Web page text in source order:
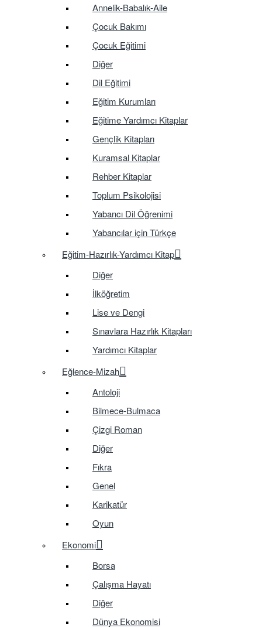
Annelik-Babalık-Aile
Çocuk Bakımı
Çocuk Eğitimi
Diğer
Dil Eğitimi
Eğitim Kurumları
Eğitime Yardımcı Kitaplar
Gençlik Kitapları
Kuramsal Kitaplar
Rehber Kitaplar
Toplum Psikolojisi
Yabancı Dil Öğrenimi
Yabancılar için Türkçe
Eğitim-Hazırlık-Yardımcı Kitap
Diğer
İlköğretim
Lise ve Dengi
Sınavlara Hazırlık Kitapları
Yardımcı Kitaplar
Eğlence-Mizah
Antoloji
Bilmece-Bulmaca
Çizgi Roman
Diğer
Fıkra
Genel
Karikatür
Oyun
Ekonomi
Borsa
Çalışma Hayatı
Diğer
Dünya Ekonomisi